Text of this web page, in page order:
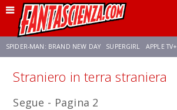
SPIDER-MAN: BRAND NEW DAY SUPERGIRL APPLE TV+
Straniero in terra straniera
Segue - Pagina 2